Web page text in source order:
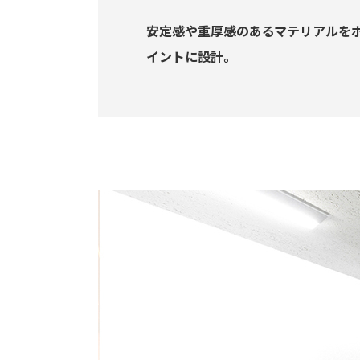
安定感や重厚感のあるマテリアルを
イントに設計。